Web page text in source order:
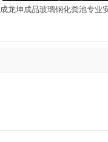
成龙坤成品玻璃钢化粪池专业